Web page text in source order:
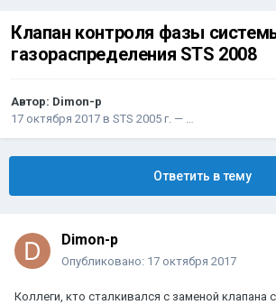
Клапан контроля фазы
газораспределения STS 2008
Автор: Dimon-p
17 октября 2017 в STS 2005 г. — …
Ответить в тему
Dimon-p
Опубликовано: 17 октября 2017
Коллеги, кто сталкивался с заменой клапана